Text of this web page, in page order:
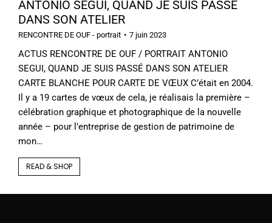
ANTONIO SEGUI, QUAND JE SUIS PASSÉ
DANS SON ATELIER
RENCONTRE DE OUF - portrait 7 juin 2023
ACTUS RENCONTRE DE OUF / PORTRAIT ANTONIO
SEGUI, QUAND JE SUIS PASSÉ DANS SON ATELIER
CARTE BLANCHE POUR CARTE DE VŒUX C’était en 2004.
Il y a 19 cartes de vœux de cela, je réalisais la première –
célébration graphique et photographique de la nouvelle
année – pour l’entreprise de gestion de patrimoine de
mon…
READ & SHOP